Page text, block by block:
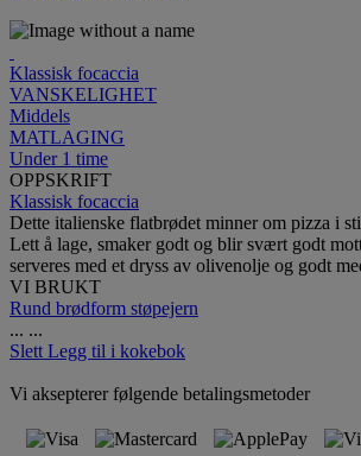
Klassisk focaccia
VANSKELIGHET
Middels
MATLAGING
Under 1 time
OPPSKRIFT
Klassisk focaccia
Dette italienske flatbrødet minner om pizza i
Lett å lage, smaker godt og blir svært godt
serveres med et dryss av olivenolje og godt
VI BRUKT
Rund brødform støpejern
... ...
Slett Legg til i kokebok
Vi aksepterer følgende betalingsmetoder